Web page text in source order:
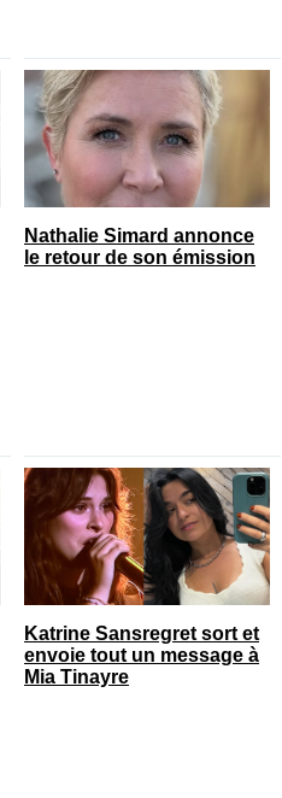
Nathalie Simard annonce
le retour de son émission
Katrine Sansregret sort et
envoie tout un message à
Mia Tinayre